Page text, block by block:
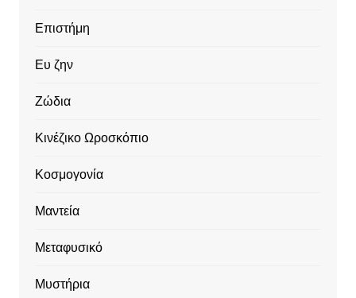
Επιστήμη
Ευ ζην
Ζώδια
Κινέζικο Ωροσκόπιο
Κοσμογονία
Μαντεία
Μεταφυσικό
Μυστήρια